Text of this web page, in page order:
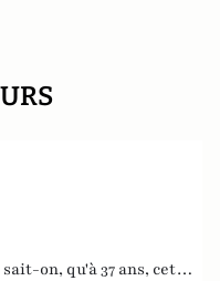
on, qu'à 37 ans, cet